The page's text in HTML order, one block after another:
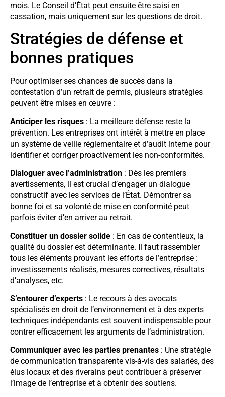
mois. Le Conseil d’État peut ensuite être saisi en
cassation, mais uniquement sur les questions de droit.
Stratégies de défense et
bonnes pratiques
Pour optimiser ses chances de succès dans la
contestation d’un retrait de permis, plusieurs stratégies
peuvent être mises en œuvre :
Anticiper les risques : La meilleure défense reste la
prévention. Les entreprises ont intérêt à mettre en place
un système de veille réglementaire et d’audit interne pour
identifier et corriger proactivement les non-conformités.
Dialoguer avec l’administration : Dès les premiers
avertissements, il est crucial d’engager un dialogue
constructif avec les services de l’État. Démontrer sa
bonne foi et sa volonté de mise en conformité peut
parfois éviter d’en arriver au retrait.
Constituer un dossier solide : En cas de contentieux, la
qualité du dossier est déterminante. Il faut rassembler
tous les éléments prouvant les efforts de l’entreprise :
investissements réalisés, mesures correctives, résultats
d’analyses, etc.
S’entourer d’experts : Le recours à des avocats
spécialisés en droit de l’environnement et à des experts
techniques indépendants est souvent indispensable pour
contrer efficacement les arguments de l’administration.
Communiquer avec les parties prenantes : Une stratégie
de communication transparente vis-à-vis des salariés, des
élus locaux et des riverains peut contribuer à préserver
l’image de l’entreprise et à obtenir des soutiens.